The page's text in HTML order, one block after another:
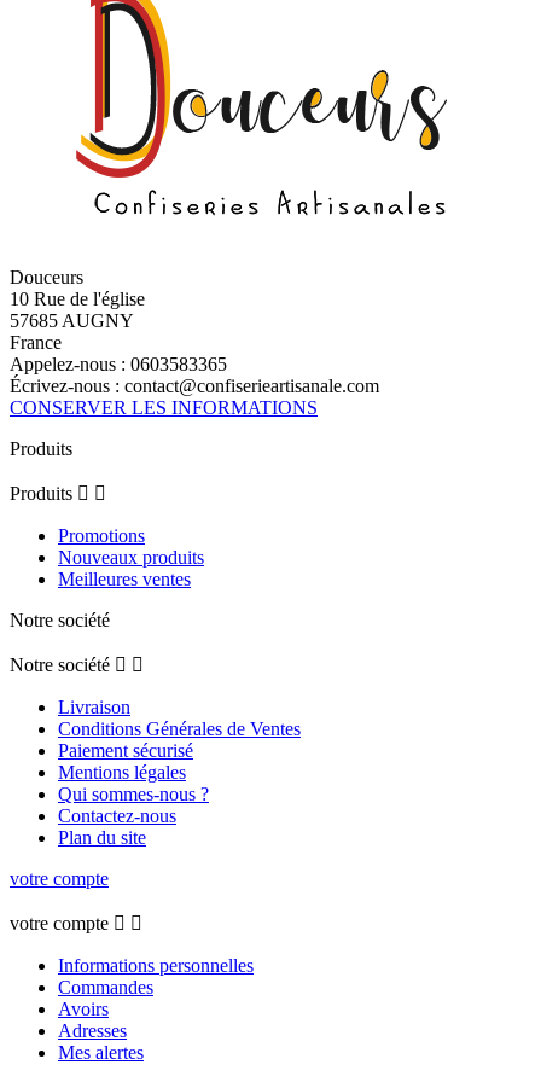
Douceurs
10 Rue de l'église
57685 AUGNY
France
Appelez-nous : 0603583365
Écrivez-nous : contact@confiserieartisanale.com
CONSERVER LES INFORMATIONS
Produits
Produits  
Promotions
Nouveaux produits
Meilleures ventes
Notre société
Notre société  
Livraison
Conditions Générales de Ventes
Paiement sécurisé
Mentions légales
Qui sommes-nous ?
Contactez-nous
Plan du site
votre compte
votre compte  
Informations personnelles
Commandes
Avoirs
Adresses
Mes alertes